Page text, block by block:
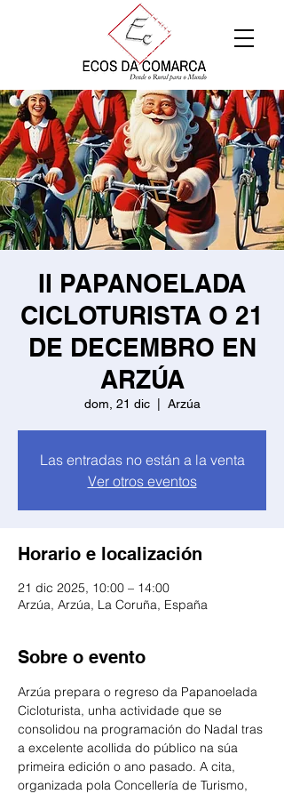
II PAPANOELADA
CICLOTURISTA O 21
DE DECEMBRO EN
ARZÚA
dom, 21 dic
  |
Arzúa
Las entradas no están a la venta
Ver otros eventos
Horario e localización
21 dic 2025, 10:00 – 14:00
Arzúa, Arzúa, La Coruña, España
Sobre o evento
Arzúa prepara o regreso da Papanoelada
Cicloturista, unha actividade que se
consolidou na programación do Nadal tras
a excelente acollida do público na súa
primeira edición o ano pasado. A cita,
organizada pola Concellería de Turismo,